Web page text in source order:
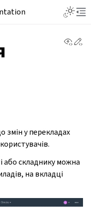
змін у перекладах
або складнику можна
на вкладці